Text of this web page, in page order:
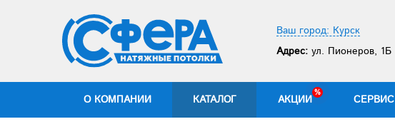
Ваш город: Курск
Адрес: ул. Пионеров, 1Б
О КОМПАНИИ КАТАЛОГ АКЦИИ СЕРВИС